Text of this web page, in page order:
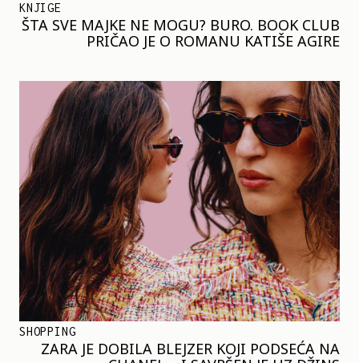
KNJIGE
ŠTA SVE MAJKE NE MOGU? BURO. BOOK CLUB
PRIČAO JE O ROMANU KATIŠE AGIRE
SHOPPING
ZARA JE DOBILA BLEJZER KOJI PODSEĆA NA